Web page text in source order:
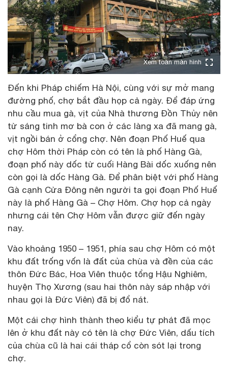
Xem toàn màn hình
Đến khi Pháp chiếm Hà Nội, cùng với sự mở mang
đường phố, chợ bắt đầu họp cả ngày. Để đáp ứng
nhu cầu mua gà, vịt của Nhà thương Đồn Thủy nên
từ sáng tinh mơ bà con ở các làng xa đã mang gà,
vịt ngồi bán ở cổng chợ. Nên đoạn Phố Huế qua
chợ Hôm thời Pháp còn có tên là phố Hàng Gà,
đoạn phố này dốc từ cuối Hàng Bài dốc xuống nên
còn gọi là dốc Hàng Gà. Để phân biệt với phố Hàng
Gà cạnh Cửa Đông nên người ta gọi đoạn Phố Huế
này là phố Hàng Gà – Chợ Hôm. Chợ họp cả ngày
nhưng cái tên Chợ Hôm vẫn được giữ đến ngày
nay.
Vào khoảng 1950 – 1951, phía sau chợ Hôm có một
khu đất trống vốn là đất của chùa và đền của các
thôn Đức Bác, Hoa Viên thuộc tổng Hậu Nghiêm,
huyện Thọ Xương (sau hai thôn này sáp nhập với
nhau gọi là Đức Viên) đã bị đổ nát.
Một cái chợ hình thành theo kiểu tự phát đã mọc
lên ở khu đất này có tên là chợ Đức Viên, dấu tích
của chùa cũ là hai cái tháp cổ còn sót lại trong
chợ.